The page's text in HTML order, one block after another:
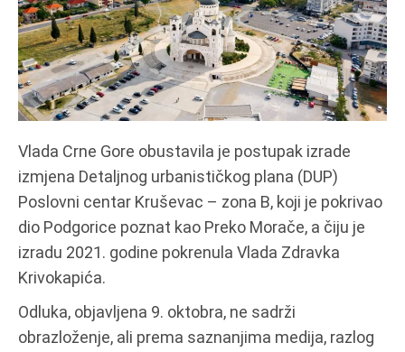
Vlada Crne Gore obustavila je postupak izrade
izmjena Detaljnog urbanističkog plana (DUP)
Poslovni centar Kruševac – zona B, koji je pokrivao
dio Podgorice poznat kao Preko Morače, a čiju je
izradu 2021. godine pokrenula Vlada Zdravka
Krivokapića.
Odluka, objavljena 9. oktobra, ne sadrži
obrazloženje, ali prema saznanjima medija, razlog